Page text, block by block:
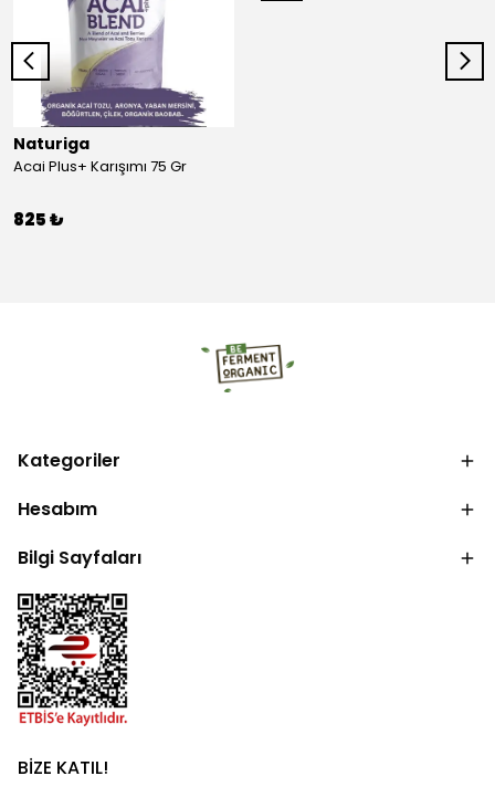
Naturiga
Acai Plus+ Karışımı 75 Gr
825 ₺
Kategoriler
Hesabım
Bilgi Sayfaları
BİZE KATIL!